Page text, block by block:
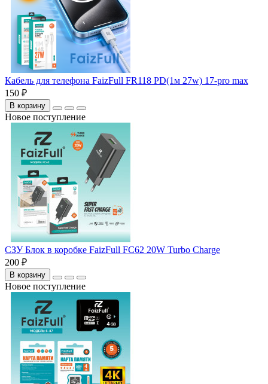
Кабель для телефона FaizFull FR118 PD(1м 27w) 17-pro max
150 ₽
В корзину
Новое поступление
СЗУ Блок в коробке FaizFull FC62 20W Turbo Charge
200 ₽
В корзину
Новое поступление